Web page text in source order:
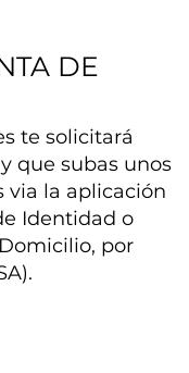
DE
te solicitará
que subas unos
via la aplicación
Identidad o
por